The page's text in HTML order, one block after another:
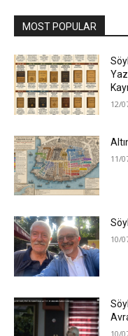
MOST POPULAR
12/
11/
10/
10/